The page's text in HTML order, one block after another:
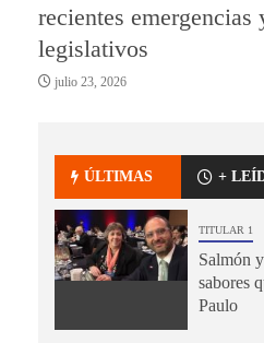
recientes emergencias
legislativos
julio 23, 2026
ÚLTIMAS +
TITULAR 1
Salmón
sabores
Paulo